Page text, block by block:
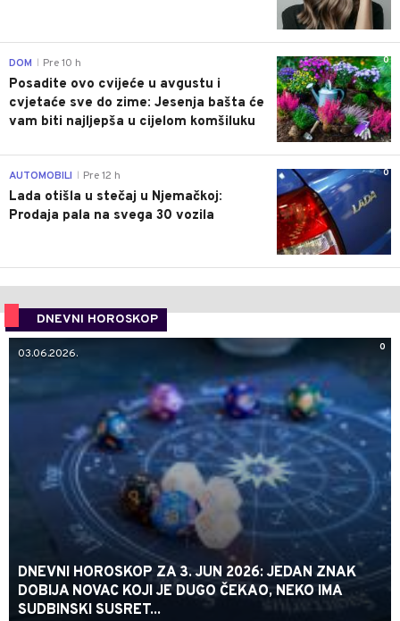
0
DOM Pre 10 h
Posadite ovo cvijeće u avgustu i
cvjetaće sve do zime: Jesenja bašta će
vam biti najljepša u cijelom komšiluku
0
AUTOMOBILI Pre 12 h
Lada otišla u stečaj u Njemačkoj:
Prodaja pala na svega 30 vozila
DNEVNI HOROSKOP
0
03.06.2026.
DNEVNI HOROSKOP ZA 3. JUN 2026: JEDAN ZNAK
DOBIJA NOVAC KOJI JE DUGO ČEKAO, NEKO IMA
SUDBINSKI SUSRET...